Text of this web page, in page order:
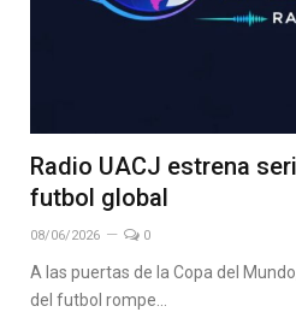
Radio UACJ estrena
futbol global
08/06/2026 0
A las puertas de la Copa del
del futbol rompe…